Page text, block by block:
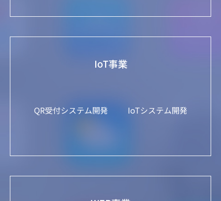
IoT事業
QR受付システム開発 IoTシステム開発